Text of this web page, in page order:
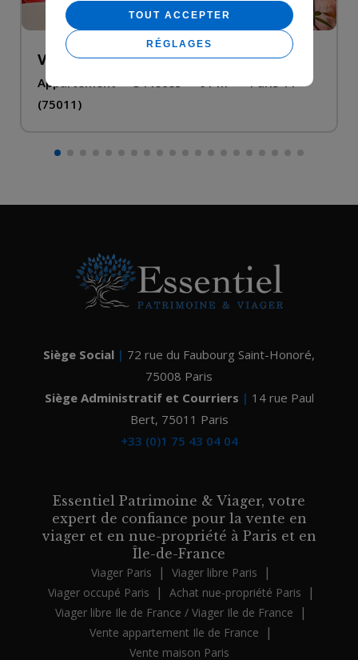
VIAGER OCCUPÉ
Appartement •3 Pièces•61 m²•Paris 11
(75011)
Siège Social | 72 rue du Faubourg Saint-Honoré,
75008 Paris
Siège Administratif et Courriers | 14 rue Paul
Bert, 75011 Paris
+33 (0)1 75 43 04 04
Essentiel Patrimoine & Viager, votre
expert de confiance pour la vente en
viager et en nue-propriété à Paris et en
Île-de-France
Viager Paris | Viager libre Paris |
Viager occupé Paris | Achat nue-propriété Paris |
Viager libre Ile de France / Viager Ile de France |
Vente appartement Ile de France |
Vente maison Paris
TOUT ACCEPTER
RÉGLAGES